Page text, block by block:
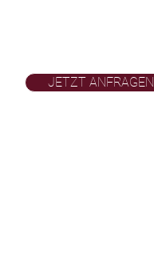
JETZT ANFRAGEN